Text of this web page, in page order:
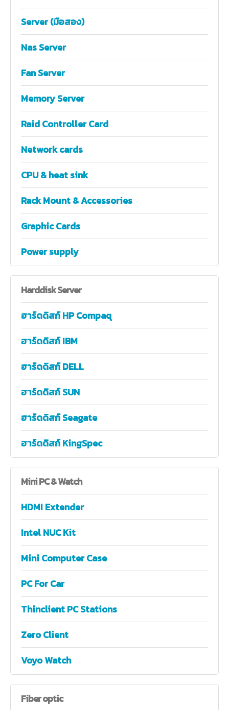
Server (มือสอง)
Nas Server
Fan Server
Memory Server
Raid Controller Card
Network cards
CPU & heat sink
Rack Mount & Accessories
Graphic Cards
Power supply
HarddiskServer
ฮาร์ดดิสก์ HP Compaq
ฮาร์ดดิสก์ IBM
ฮาร์ดดิสก์ DELL
ฮาร์ดดิสก์ SUN
ฮาร์ดดิสก์ Seagate
ฮาร์ดดิสก์ KingSpec
MiniPC & Watch
HDMI Extender
Intel NUC Kit
Mini Computer Case
PC For Car
Thinclient PC Stations
Zero Client
Voyo Watch
Fiberoptic